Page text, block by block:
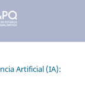
Artificial (IA):